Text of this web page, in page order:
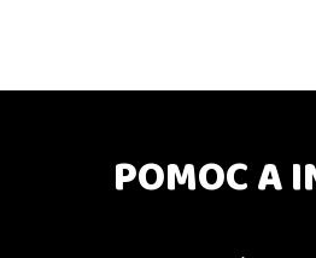
POMOC A